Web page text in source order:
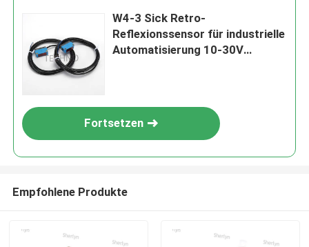
W4-3 Sick Retro-
Reflexionssensor für industrielle
Automatisierung 10-30V
Fortsetzen
Empfohlene Produkte